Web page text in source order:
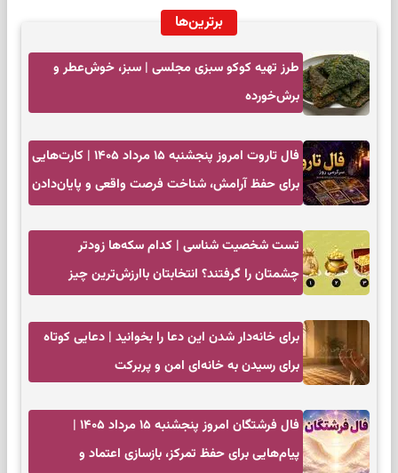
برترین‌ها
طرز تهیه کوکو سبزی مجلسی | سبز، خوش‌عطر و
برش‌خورده
فال تاروت امروز پنجشنبه ۱۵ مرداد ۱۴۰۵ | کارت‌هایی
برای حفظ آرامش، شناخت فرصت واقعی و پایان‌دادن
تست شخصیت شناسی | کدام سکه‌ها زودتر
چشمتان را گرفتند؟ انتخابتان باارزش‌ترین چیز
برای خانه‌دار شدن این دعا را بخوانید | دعایی کوتاه
برای رسیدن به خانه‌ای امن و پربرکت
فال فرشتگان امروز پنجشنبه ۱۵ مرداد ۱۴۰۵ |
پیام‌هایی برای حفظ تمرکز، بازسازی اعتماد و